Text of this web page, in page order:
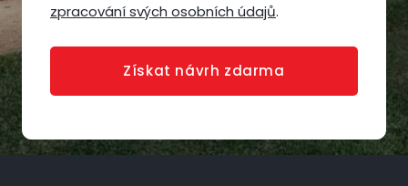
zpracování svých osobních údajů.
Získat návrh zdarma